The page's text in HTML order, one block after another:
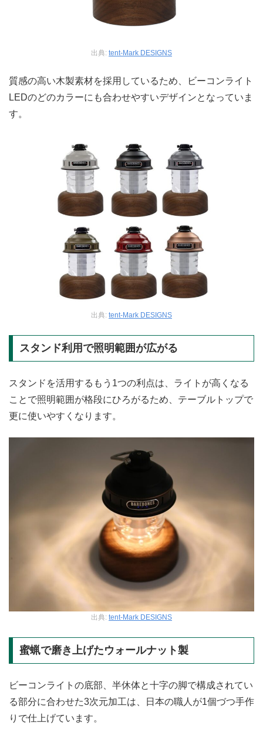
出典: tent-Mark DESIGNS
質感の高い木製素材を採用しているため、ビーコンライト
LEDのどのカラーにも合わせやすいデザインとなっていま
す。
出典: tent-Mark DESIGNS
スタンド利用で照明範囲が広がる
スタンドを活用するもう1つの利点は、ライトが高くなる
ことで照明範囲が格段にひろがるため、テーブルトップで
更に使いやすくなります。
出典: tent-Mark DESIGNS
蜜蝋で磨き上げたウォールナット製
ビーコンライトの底部、半休体と十字の脚で構成されてい
る部分に合わせた3次元加工は、日本の職人が1個づつ手作
りで仕上げています。